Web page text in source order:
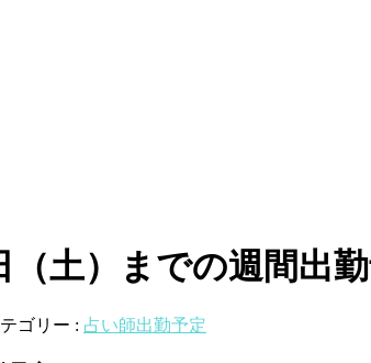
土）までの週間出
ゴリー : 占い師出勤予定